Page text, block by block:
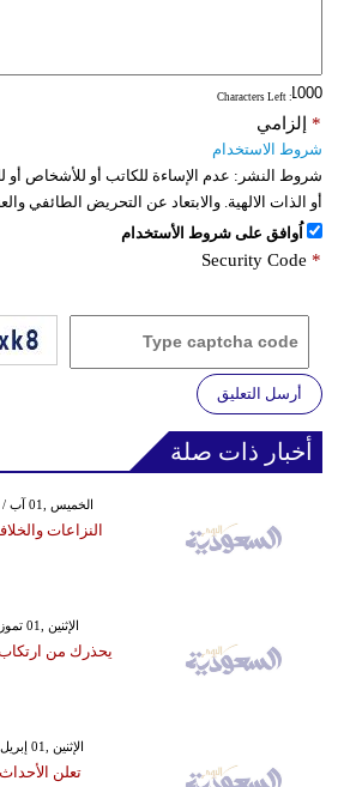
: Characters Left
إلزامي *
شروط الاستخدام
شروط النشر: عدم الإساءة للكاتب أو للأشخاص أو
أو الذات الالهية. والابتعاد عن التحريض الطائفي
اُوافق على شروط الأستخدام
Security Code *
أرسل التعليق
أخبار ذات صلة
GMT 16:15 2019 الخميس ,01 آب / أغسطس
النزاعات
GMT 14:55 2019 الإثنين ,01 تموز / يوليو
يحذرك من ارتكاب
GMT 13:34 2019 الإثنين ,01 إبريل / نيسان
تعلن